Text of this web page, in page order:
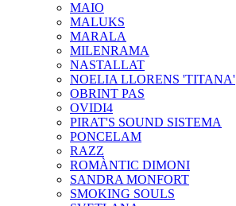
MAIO
MALUKS
MARALA
MILENRAMA
NASTALLAT
NOELIA LLORENS 'TITANA'
OBRINT PAS
OVIDI4
PIRAT'S SOUND SISTEMA
PONCELAM
RAZZ
ROMÀNTIC DIMONI
SANDRA MONFORT
SMOKING SOULS